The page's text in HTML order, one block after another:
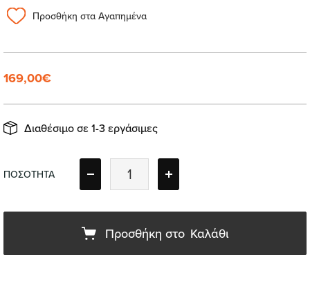
Προσθήκη στα Αγαπημένα
169,00€
Διαθέσιμο σε 1-3 εργάσιμες
ΠΟΣΟΤΗΤΑ
Προσθήκη στο Καλάθι